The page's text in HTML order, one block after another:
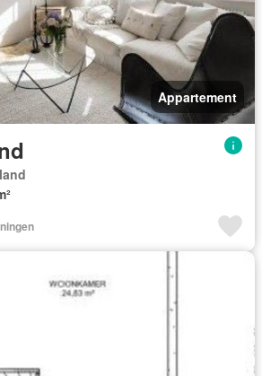
Appartement